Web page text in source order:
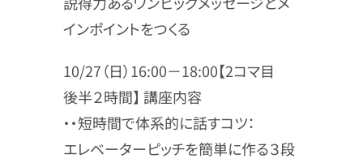
インポイントをつくる
10/27（日）16:00－18:00【2コマ目
後半２時間】 講座内容
・・短時間で体系的に話すコツ：
エレベーターピッチを簡単に作る３段